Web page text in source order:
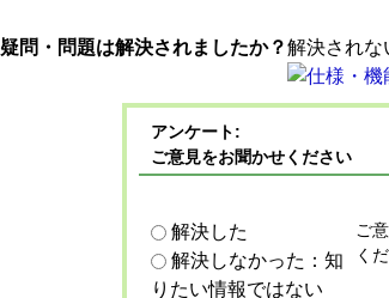
疑問・問題は解決されましたか？解決されな
アンケート:
ご意見をお聞かせください
解決した
解決しなかった：知
りたい情報ではない
ご
く